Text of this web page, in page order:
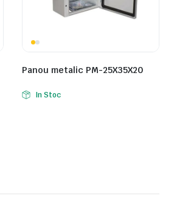
Panou metalic PM-25X35X20
In Stoc